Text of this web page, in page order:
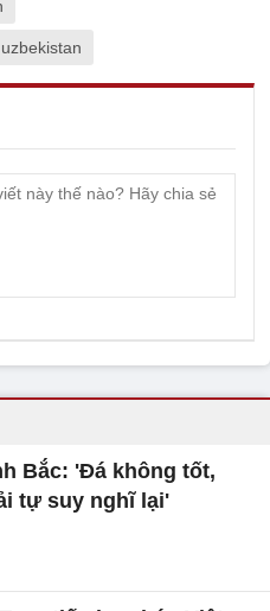
Bắc: 'Đá không tốt,
tự suy nghĩ lại'